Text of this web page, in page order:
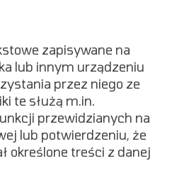
zapisywane na
lub innym urządzeniu
przez niego ze
te służą m.in.
przewidzianych na
lub potwierdzeniu, że
określone treści z danej